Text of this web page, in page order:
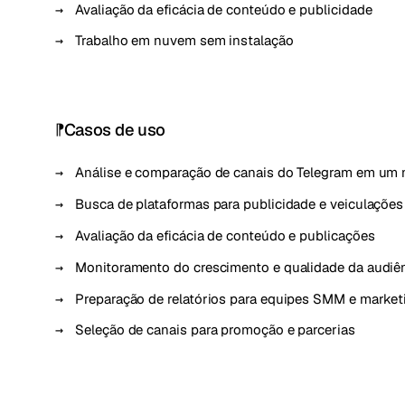
Avaliação da eficácia de conteúdo e publicidade
Trabalho em nuvem sem instalação
Casos de uso
Análise e comparação de canais do Telegram em um
Busca de plataformas para publicidade e veiculações
Avaliação da eficácia de conteúdo e publicações
Monitoramento do crescimento e qualidade da
Preparação de relatórios para equipes SMM e
Seleção de canais para promoção e parcerias